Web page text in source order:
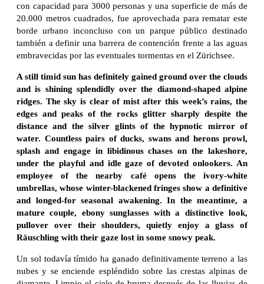
con capacidad para 3000 personas y una superficie de más de
20.000 metros cuadrados, fue aprovechada para rematar este
borde urbano inconcluso con un parque público destinado
también a definir una barrera de contención frente a las aguas
embravecidas por las eventuales tormentas en el Zürichsee.
A still timid sun has definitely gained ground over the clouds
and is shining splendidly over the diamond-shaped alpine
ridges. The sky is clear of mist after this week’s rains, the
edges and peaks of the rocks glitter sharply despite the
distance and the silver glints of the hypnotic mirror of
water. Countless pairs of ducks, swans and herons prowl,
splash and engage in libidinous chases on the lakeshore,
under the playful and idle gaze of devoted onlookers. An
employee of the nearby café opens the ivory-white
umbrellas, whose winter-blackened fringes show a definitive
and longed-for seasonal awakening. In the meantime, a
mature couple, ebony sunglasses with a distinctive look,
pullover over their shoulders, quietly enjoy a glass of
Räuschling with their gaze lost in some snowy peak.
Un sol todavía tímido ha ganado definitivamente terreno a las
nubes y se enciende espléndido sobre las crestas alpinas de